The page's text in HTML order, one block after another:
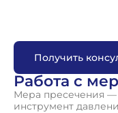
Получить консу
Работа с
Мера пресечения —
инструмент